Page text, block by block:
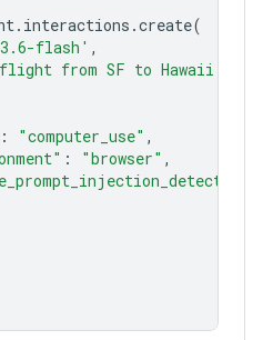
. interactions .create(
flash' ,
from SF to Hawaii on
: "computer_use" ,
: "browser" ,